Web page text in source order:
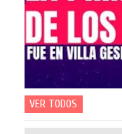
VER TODOS